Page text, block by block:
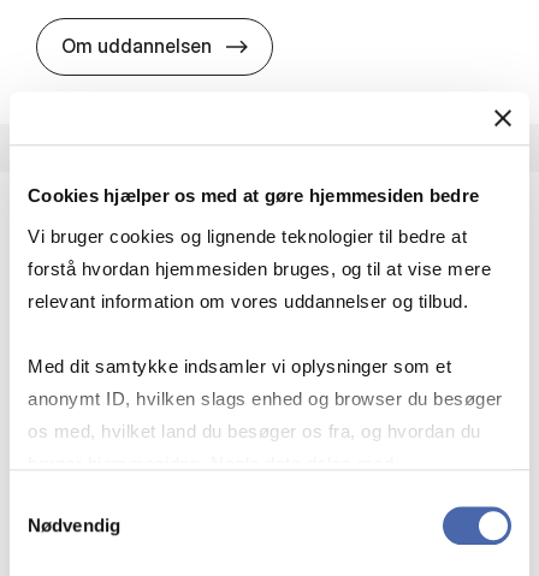
Cookies hjælper os med at gøre hjemmesiden bedre
Vi bruger cookies og lignende teknologier til bedre at
forstå hvordan hjemmesiden bruges, og til at vise mere
relevant information om vores uddannelser og tilbud.
Med dit samtykke indsamler vi oplysninger som et
anonymt ID, hvilken slags enhed og browser du besøger
os med, hvilket land du besøger os fra, og hvordan du
markedsføring. Du bestemmer selv - og kan altid trække
Nødvendig
Om uddannelsen HA i pro­jekt­le­del­se
HA(fil.) - erhvervs­økonomi og fi­lo­so­fi
virksomheder møder i vores komplekse verden.
effektivitet og…
Økonomi og matematik Kultur og samfund